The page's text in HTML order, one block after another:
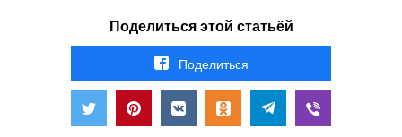
Поделиться этой статьёй
Поделиться